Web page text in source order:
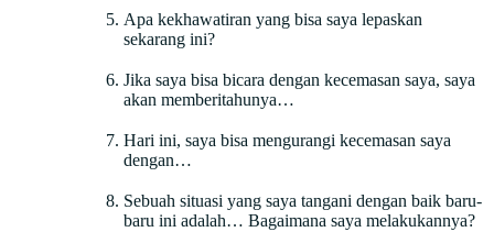
Apa kekhawatiran yang bisa saya lepaskan
sekarang ini?
Jika saya bisa bicara dengan kecemasan saya, saya
akan memberitahunya…
Hari ini, saya bisa mengurangi kecemasan saya
dengan…
Sebuah situasi yang saya tangani dengan baik baru-
baru ini adalah… Bagaimana saya melakukannya?